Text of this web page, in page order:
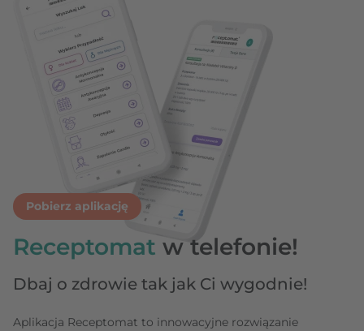
Pobierz aplikację
Receptomat w telefonie!
Dbaj o zdrowie tak jak Ci wygodnie!
Aplikacja Receptomat to innowacyjne rozwiązanie